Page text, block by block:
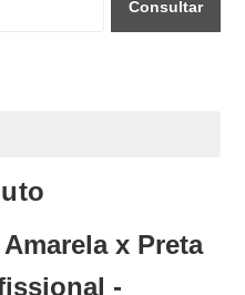
Consultar
x Preta
-